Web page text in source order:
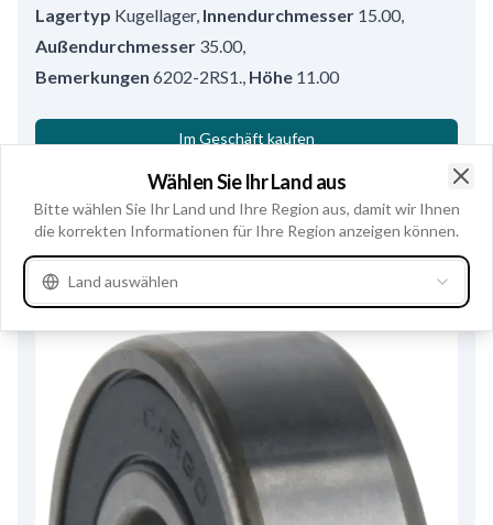
Lagertyp Kugellager, Innendurchmesser 15.00,
Außendurchmesser 35.00,
Bemerkungen 6202-2RS1., Höhe 11.00
Im Geschäft kaufen
Alternativen 3
Wählen Sie Ihr Land aus
Bitte wählen Sie Ihr Land und Ihre Region aus, damit wir Ihnen
die korrekten Informationen für Ihre Region anzeigen können.
Land auswählen